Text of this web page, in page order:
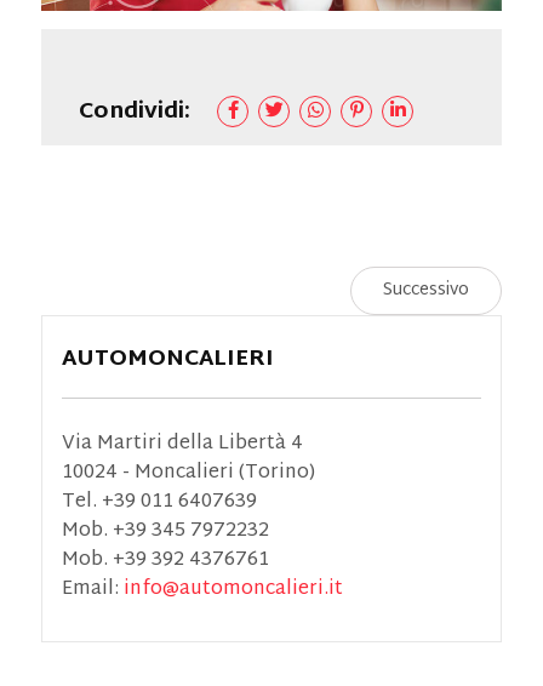
Condividi:
Successivo
AUTOMONCALIERI
Via Martiri della Libertà 4
10024 - Moncalieri (Torino)
Tel. +39 011 6407639
Mob. +39 345 7972232
Mob. +39 392 4376761
Email: info@automoncalieri.it